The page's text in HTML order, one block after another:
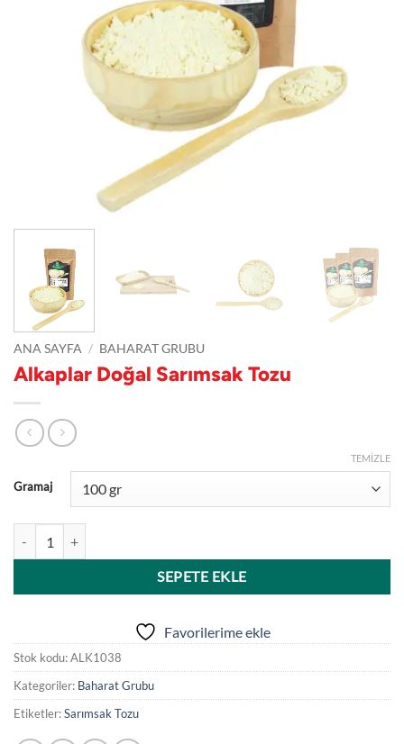
ANA SAYFA / BAHARAT GRUBU
Alkaplar Doğal Sarımsak Tozu
Gramaj
TEMIZLE
SEPETE EKLE
Favorilerime ekle
Stok kodu:ALK1038
Kategoriler: Baharat Grubu
Etiketler:Sarımsak Tozu